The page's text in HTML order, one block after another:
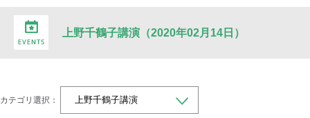
上野千鶴子講演（2020年02月14日）
カテゴリ選択：